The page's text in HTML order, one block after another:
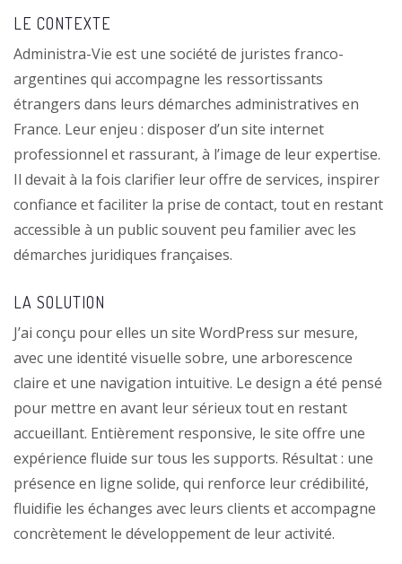
LE CONTEXTE
Administra-Vie est une société de juristes franco-
argentines qui accompagne les ressortissants
étrangers dans leurs démarches administratives en
France. Leur enjeu : disposer d’un site internet
professionnel et rassurant, à l’image de leur expertise.
Il devait à la fois clarifier leur offre de services, inspirer
confiance et faciliter la prise de contact, tout en restant
accessible à un public souvent peu familier avec les
démarches juridiques françaises.
LA SOLUTION
J’ai conçu pour elles un site WordPress sur mesure,
avec une identité visuelle sobre, une arborescence
claire et une navigation intuitive. Le design a été pensé
pour mettre en avant leur sérieux tout en restant
accueillant. Entièrement responsive, le site offre une
expérience fluide sur tous les supports. Résultat : une
présence en ligne solide, qui renforce leur crédibilité,
fluidifie les échanges avec leurs clients et accompagne
concrètement le développement de leur activité.